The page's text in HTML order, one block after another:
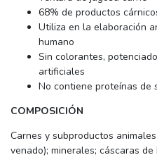
68% de productos
Utiliza en la elaboración
humano
Sin colorantes,
artificiales
No contiene proteínas de
COMPOSICIÓN
Carnes y subproductos
venado); minerales; cáscaras de